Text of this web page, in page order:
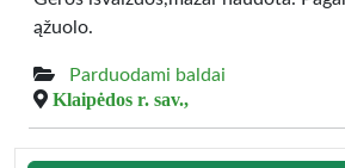
ąžuolo.
Parduodami baldai
Klaipėdos r. sav.,